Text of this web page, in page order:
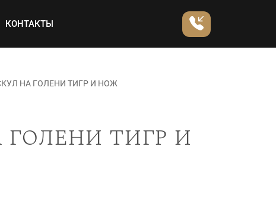
КОНТАКТЫ
НА ГОЛЕНИ ТИГР И НОЖ
тигр и